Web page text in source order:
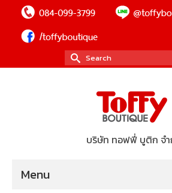
Search
for:
บริษัท ทอฟฟี่ บูติก จ
Menu